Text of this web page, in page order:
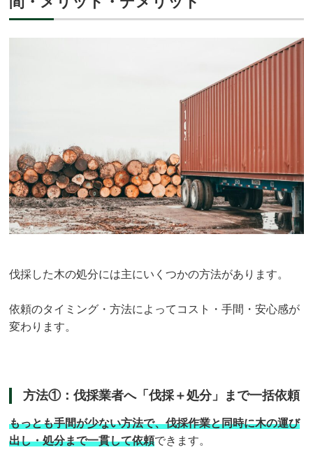
伐採した木の処分には主にいくつかの方法があります。
依頼のタイミング・方法によってコスト・手間・安心感が
変わります。
方法①：伐採業者へ「伐採＋処分」まで一括依頼
もっとも手間が少ない方法で、伐採作業と同時に木の運び
出し・処分まで一貫して依頼できます。